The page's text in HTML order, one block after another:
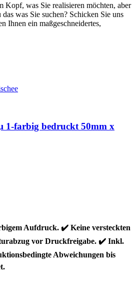
Kopf, was Sie realisieren möchten, aber
was Sie suchen? Schicken Sie uns
Ihnen ein maßgeschneidertes,
1-farbig bedruckt 50mm x
Aufdruck. ✔️ Keine versteckten
vor Druckfreigabe. ✔️ Inkl.
Abweichungen bis